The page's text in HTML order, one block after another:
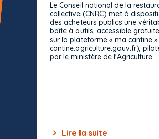
Le Conseil national de la
collective (CNRC) met à
des acheteurs publics une
boîte à outils, accessible
sur la plateforme « ma cantine
cantine.agriculture.gouv.fr),
par le ministère de l'Agriculture.
Lire la suite